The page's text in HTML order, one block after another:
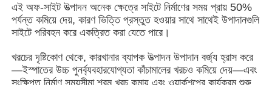
বাড়ি
পণ্য
এই অফ-সাইট উত্পাদন অনেক ক্ষেত্রে সাইটে নির্মাণের সময় প্রায় 50%
পর্যন্ত কমিয়ে দেয়, কারণ ভিত্তি প্রস্তুত হওয়ার সাথে সাথেই উপাদানগুলি
সাইটে পরিবহন করে একত্রিত করা যেতে পারে।
খরচের দৃষ্টিকোণ থেকে, কারখানার ব্যাপক উত্পাদন উপাদান বর্জ্য হ্রাস করে
—ইস্পাতের উচ্চ পুনর্ব্যবহারযোগ্যতা কাঁচামালের খরচও কমিয়ে দেয়—এবং
সংক্ষিপ্ত নির্মাণ সময়সীমা শ্রম খরচ কমায় এবং ওয়ার্কশপের কার্যক্রম শুরু